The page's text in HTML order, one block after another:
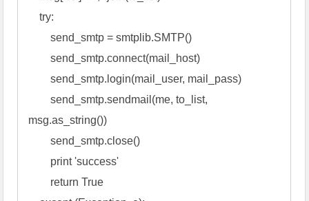
    try:
        send_smtp = smtplib.SMTP()
        send_smtp.connect(mail_host)
        send_smtp.login(mail_user, mail_pass)
        send_smtp.sendmail(me, to_list,
msg.as_string())
        send_smtp.close()